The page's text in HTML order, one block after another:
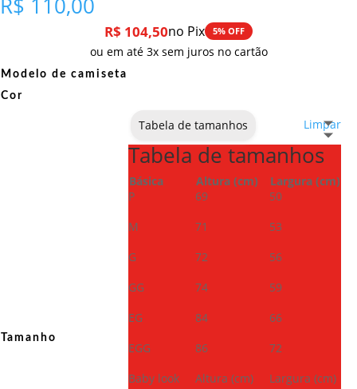
R$ 104,50no Pix 5% OFF
ou em até 3x sem juros no cartão
Modelo de camiseta
Cor
Tamanho
Limpar
Tabela de tamanhos
Tabela de tamanhos
Básica Altura (cm)
Largura (cm)
P
69
50
M
71
53
G
72
56
GG
74
59
EG
84
66
EGG
86
72
Baby look
Altura (cm)
Largura (cm)